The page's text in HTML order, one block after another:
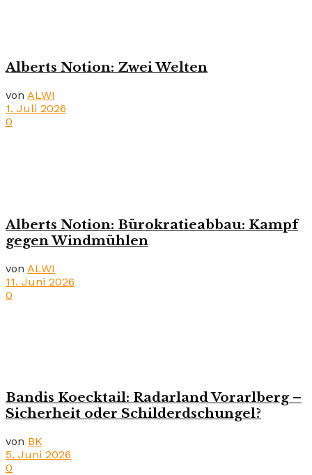
Alberts Notion: Zwei Welten
von ALWI
1. Juli 2026
0
Alberts Notion: Bürokratieabbau: Kampf
gegen Windmühlen
von ALWI
11. Juni 2026
0
Bandis Koecktail: Radarland Vorarlberg –
Sicherheit oder Schilderdschungel?
von BK
5. Juni 2026
0